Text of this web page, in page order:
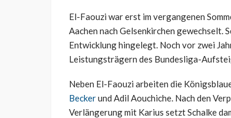
El-Faouzi war erst im vergangenen
Aachen nach Gelsenkirchen gewechselt.
Entwicklung hingelegt. Noch vor zwei
Leistungsträgern des Bundesliga-
Neben El-Faouzi arbeiten die
Beckerund Adil Aouchiche. Nach den
Verlängerung mit Karius setzt Schalke